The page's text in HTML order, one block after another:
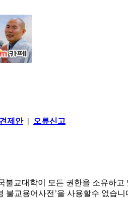
제안| 오류신고
불교대학이 모든 권한을 소유하고
불교용어사전’을 사용할수 없습니